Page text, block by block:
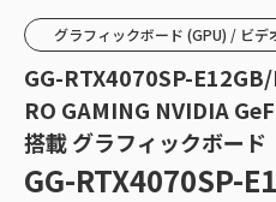
グラフィックボード (GPU) / ビデ
GG-RTX4070SP-
RO GAMING NVIDIA
搭載 グラフィックボード
GG-RTX4070SP-